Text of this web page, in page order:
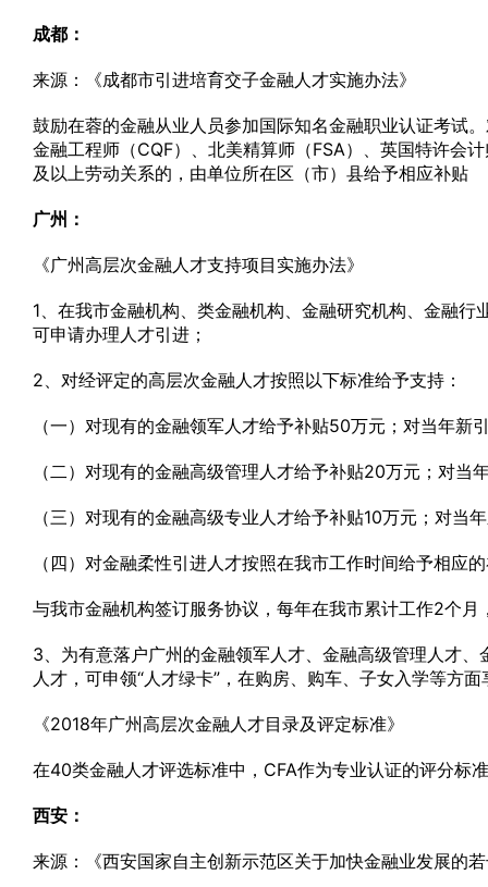
成都：
来源：《成都市引进培育交子金融人才实施办法》
鼓励在蓉的金融从业人员参加国际知名金融职业认证考试
金融工程师（CQF）、北美精算师（FSA）、英国特许会
及以上劳动关系的，由单位所在区（市）县给予相应补贴
广州：
《广州高层次金融人才支持项目实施办法》
1、在我市金融机构、类金融机构、金融研究机构、金融
可申请办理人才引进；
2、对经评定的高层次金融人才按照以下标准给予支持：
（一）对现有的金融领军人才给予补贴50万元；对当年新
（二）对现有的金融高级管理人才给予补贴20万元；对
（三）对现有的金融高级专业人才给予补贴10万元；对
（四）对金融柔性引进人才按照在我市工作时间给予相应
与我市金融机构签订服务协议，每年在我市累计工作2个
3、为有意落户广州的金融领军人才、金融高级管理人才
人才，可申领“人才绿卡”，在购房、购车、子女入学等方
《2018年广州高层次金融人才目录及评定标准》
在40类金融人才评选标准中，CFA作为专业认证的评分标
西安：
来源：《西安国家自主创新示范区关于加快金融业发展的